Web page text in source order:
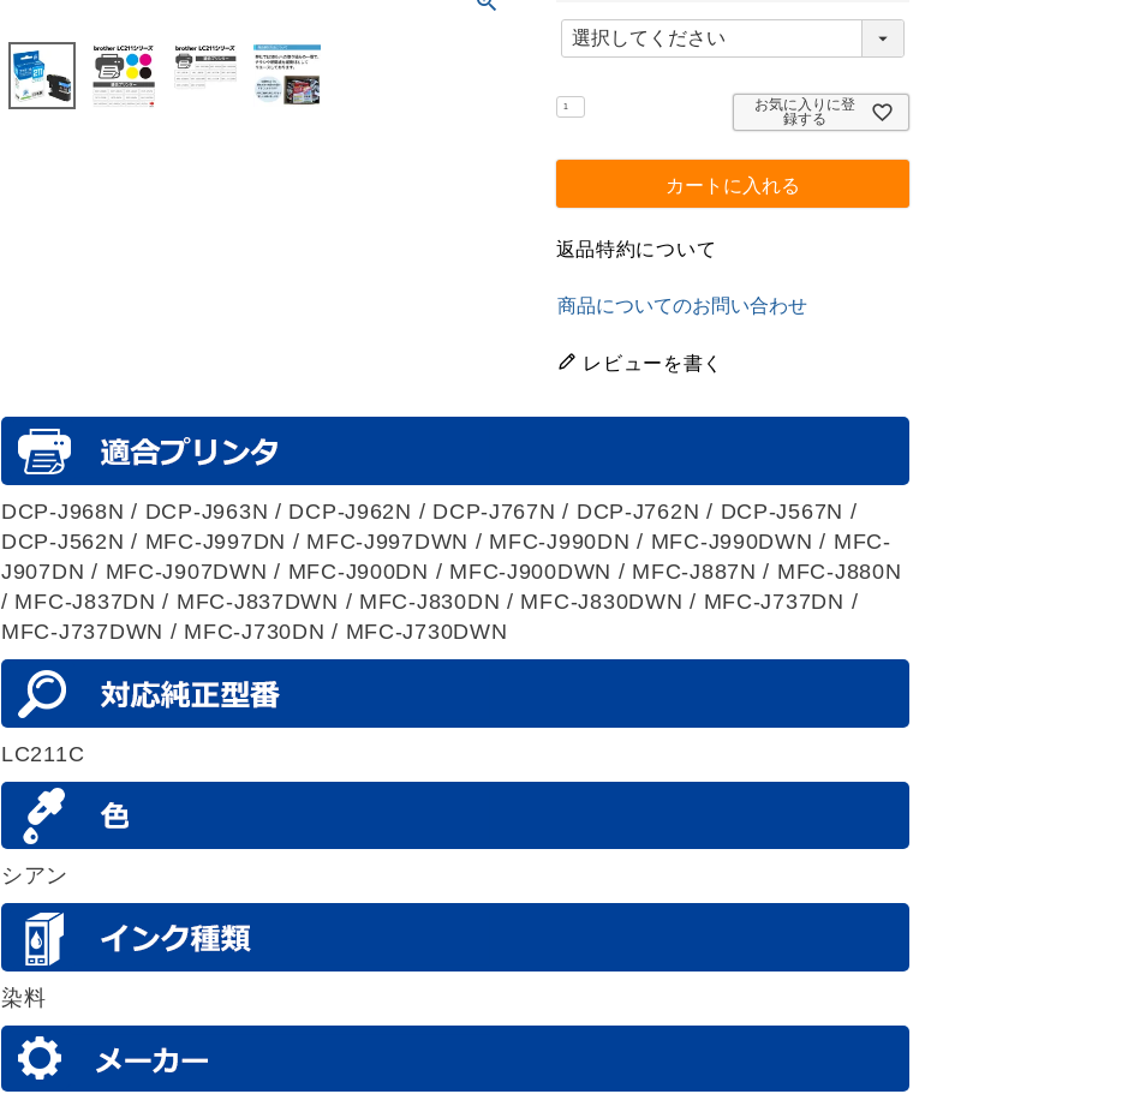
(
)
お気に入りに登
録する
カートに入れる
返品特約について
商品についてのお問い合わせ
レビューを書く
DCP-J968N / DCP-J963N / DCP-J962N / DCP-J767N / DCP-J762N / DCP-J567N /
DCP-J562N / MFC-J997DN / MFC-J997DWN / MFC-J990DN / MFC-J990DWN / MFC-
J907DN / MFC-J907DWN / MFC-J900DN / MFC-J900DWN / MFC-J887N / MFC-J880N
/ MFC-J837DN / MFC-J837DWN / MFC-J830DN / MFC-J830DWN / MFC-J737DN /
MFC-J737DWN / MFC-J730DN / MFC-J730DWN
LC211C
シアン
染料